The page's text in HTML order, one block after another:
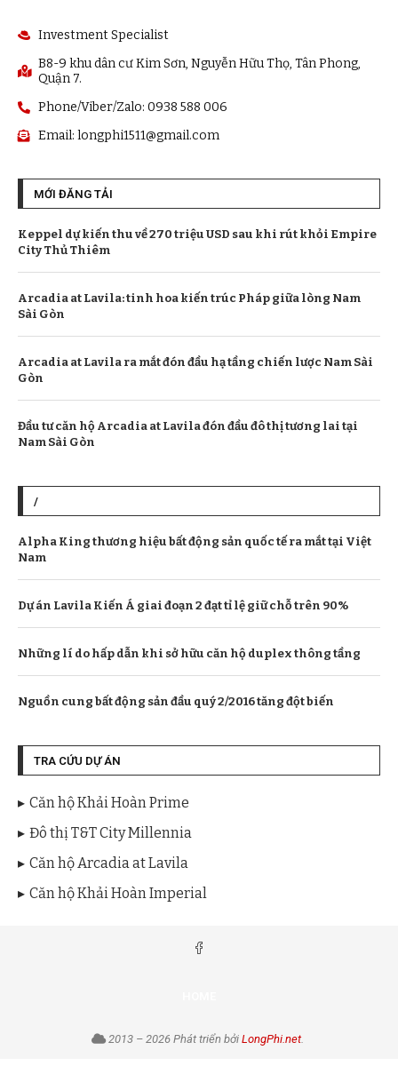
Investment Specialist
B8-9 khu dân cư Kim Sơn, Nguyễn Hữu Thọ, Tân Phong,
Quận 7.
Phone/Viber/Zalo: 0938 588 006
Email: longphi1511@gmail.com
MỚI ĐĂNG TẢI
Keppel dự kiến thu về 270 triệu USD sau khi rút khỏi Empire
City Thủ Thiêm
Arcadia at Lavila: tinh hoa kiến trúc Pháp giữa lòng Nam
Sài Gòn
Arcadia at Lavila ra mắt đón đầu hạ tầng chiến lược Nam Sài
Gòn
Đầu tư căn hộ Arcadia at Lavila đón đầu đô thị tương lai tại
Nam Sài Gòn
/
Alpha King thương hiệu bất động sản quốc tế ra mắt tại Việt
Nam
Dự án Lavila Kiến Á giai đoạn 2 đạt tỉ lệ giữ chỗ trên 90%
Những lí do hấp dẫn khi sở hữu căn hộ duplex thông tầng
Nguồn cung bất động sản đầu quý 2/2016 tăng đột biến
TRA CỨU DỰ ÁN
Căn hộ Khải Hoàn Prime
Đô thị T&T City Millennia
Căn hộ Arcadia at Lavila
Căn hộ Khải Hoàn Imperial
2013 – 2026 Phát triển bởi LongPhi.net.